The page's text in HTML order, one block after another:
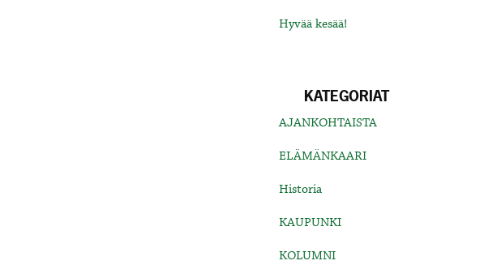
Hyvää kesää!
KATEGORIAT
AJANKOHTAISTA
ELÄMÄNKAARI
Historia
KAUPUNKI
KOLUMNI